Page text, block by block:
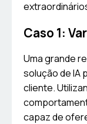
Caso 1:
Uma grande
solução de IA
cliente.
capaz de